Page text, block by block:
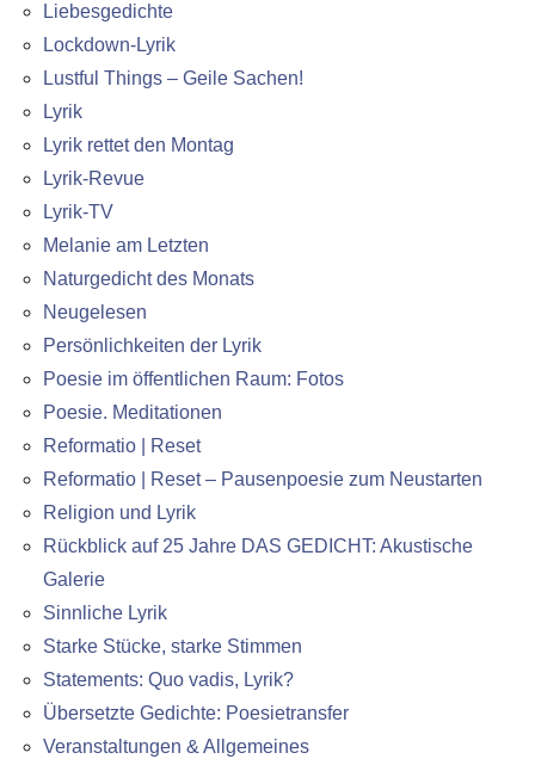
Liebesgedichte
Lockdown-Lyrik
Lustful Things – Geile Sachen!
Lyrik
Lyrik rettet den Montag
Lyrik-Revue
Lyrik-TV
Melanie am Letzten
Naturgedicht des Monats
Neugelesen
Persönlichkeiten der Lyrik
Poesie im öffentlichen Raum: Fotos
Poesie. Meditationen
Reformatio | Reset
Reformatio | Reset – Pausenpoesie zum Neustarten
Religion und Lyrik
Rückblick auf 25 Jahre DAS GEDICHT: Akustische
Galerie
Sinnliche Lyrik
Starke Stücke, starke Stimmen
Statements: Quo vadis, Lyrik?
Übersetzte Gedichte: Poesietransfer
Veranstaltungen & Allgemeines